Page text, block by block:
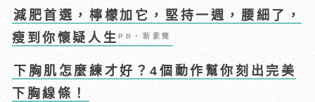
減肥首選，檸檬加它，堅持一週，腰細了，
瘦到你懷疑人生PR・新素簡
下胸肌怎麼練才好？4個動作幫你刻出完美
下胸線條！